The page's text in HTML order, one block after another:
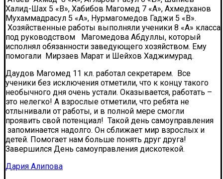
Халид-Шах 5 «В», Хабибов Магомед 7 «А», Ахмедханов
Мухаммадрасул 5 «А», Нурмагомедов Гаджи 5 «В».
Хозяйственные работы выполняли ученики 8 «А» класса
под руководством Магомедова Абдуллы, который
исполнял обязанности заведующего хозяйством. Ему
помогали Мирзаев Марат и Шейхов Хаджимурад.
Даудов Магомед 11 кл. работал секретарем. Все
ученики без исключения отметили, что к концу такого
необычного дня очень устали. Оказывается, работать –
это нелегко! А взрослые отметили, что ребята не
отлынивали от работы, и в полной мере смогли
проявить свой потенциал! Такой день самоуправления
запоминается надолго. Он сближает мир взрослых и
детей. Помогает нам больше понять друг друга!
Завершился День самоуправления дискотекой.
Дария Алипова